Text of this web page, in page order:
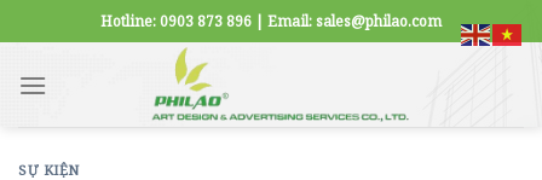
to
content
Hotline: 0903 873 896 | Email: sales@philao.com
SỰ KIỆN